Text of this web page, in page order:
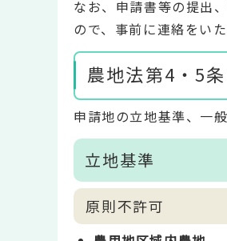
なお、申請書等の提出
ので、事前に連絡をい
農地法第4・5
申請地の立地基準、一
立地基準
原則不許可